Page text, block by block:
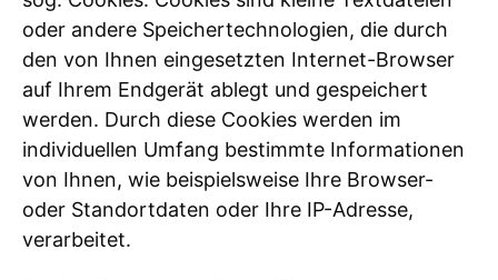
oder andere Speichertechnologien, die durch
den von Ihnen eingesetzten Internet-Browser
auf Ihrem Endgerät ablegt und gespeichert
werden. Durch diese Cookies werden im
individuellen Umfang bestimmte Informationen
von Ihnen, wie beispielsweise Ihre Browser-
oder Standortdaten oder Ihre IP-Adresse,
verarbeitet.